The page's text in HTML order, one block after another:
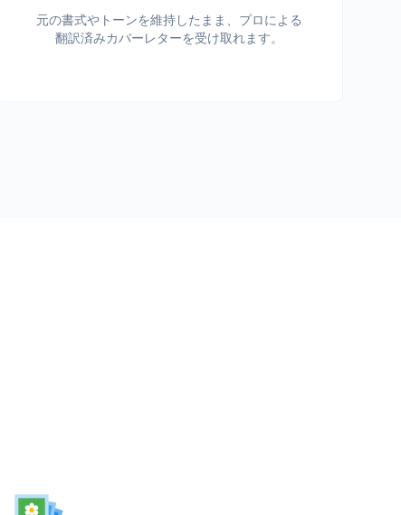
元の書式やトーンを維持したまま、プロによる
翻訳済みカバーレターを受け取れます。